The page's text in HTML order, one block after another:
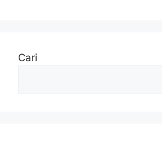
Cari